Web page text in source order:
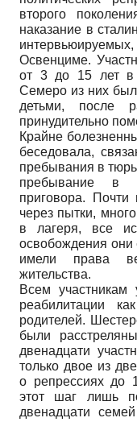
второго
наказание в
Освенциме.
от 3 до 15 лет в
Семеро из них
детьми, после
принудительно
Крайне
беседовала,
пребывания в
пребывание в
приговора. Почти
через пытки,
в лагеря, все
освобождения они
имели права
жительства.
Всем участникам
реабилитации
родителей.
были
двенадцати
только двое из
о репрессиях до
этот шаг лишь
двенадцати